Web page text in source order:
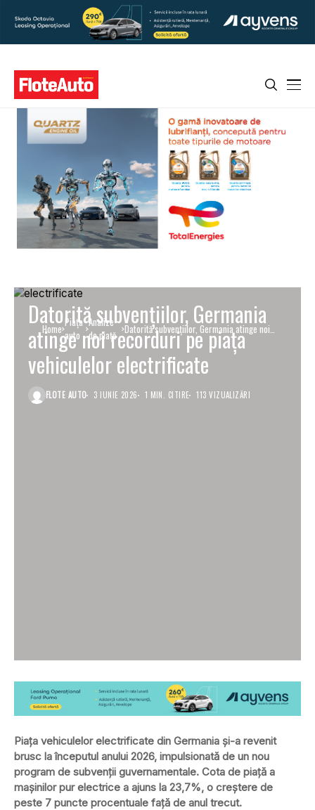
Home Piaţa
auto
Analize
de piață Datorită subvențiilor, Germania atinge noi
recorduri pe piața vehiculelor electrificate
Datorită subvențiilor, Germania
atinge noi recorduri pe piața
vehiculelor electrificate
FLOTE AUTO 3 IUNIE 2026 1 MIN. CITIRE 113 VIZUALIZĂRI
Piața vehiculelor electrificate din Germania și-a revenit
brusc la începutul anului 2026, impulsionată de un nou
program de subvenții guvernamentale. Cota de piață a
mașinilor pur electrice a ajuns la 23,7%, o creștere de
peste 7 puncte procentuale față de anul trecut.